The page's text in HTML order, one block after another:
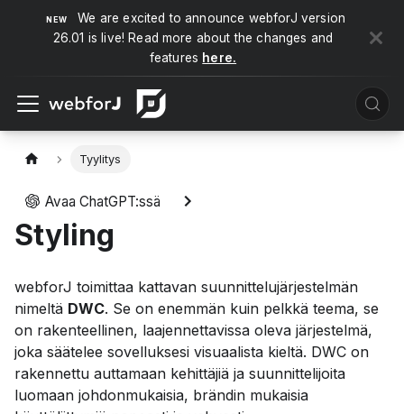
We are excited to announce webforJ version
26.01 is live! Read more about the changes and
features here.
Tyylitys
Styling
Avaa ChatGPT:ssä
webforJ toimittaa kattavan suunnittelujärjestelmän
nimeltä DWC. Se on enemmän kuin pelkkä teema, se
on rakenteellinen, laajennettavissa oleva järjestelmä,
joka säätelee sovelluksesi visuaalista kieltä. DWC on
rakennettu auttamaan kehittäjiä ja suunnittelijoita
luomaan johdonmukaisia, brändin mukaisia